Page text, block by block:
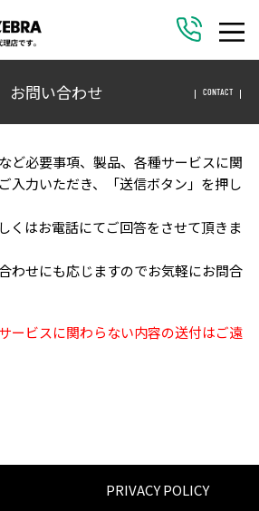
お問い合わせ CONTACT
ど必要事項、製品、各種サービスに関
入力いただき、「送信ボタン」を押し
くはお電話にてご回答をさせて頂きま
わせにも応じますのでお気軽にお問合
ービスに関わらない内容の送付はご遠
PRIVACY POLICY